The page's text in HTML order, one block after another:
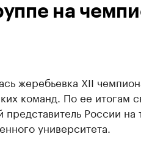
на
жеребьевка XII
команд. По ее итогам
России на
университета.